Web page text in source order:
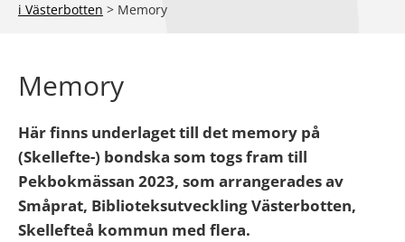
i Västerbotten > Memory
Memory
Här finns underlaget till det memory på
(Skellefte-) bondska som togs fram till
Pekbokmässan 2023, som arrangerades av
Småprat, Biblioteksutveckling Västerbotten,
Skellefteå kommun med flera.